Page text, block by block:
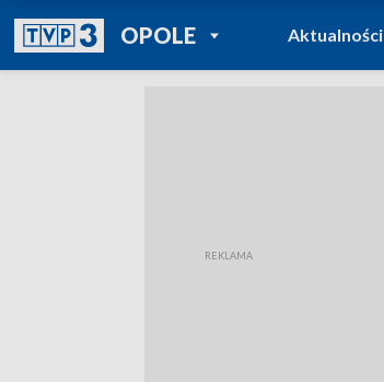
OPOLEPOWRÓT DO
TVP REGIONY
Aktualności